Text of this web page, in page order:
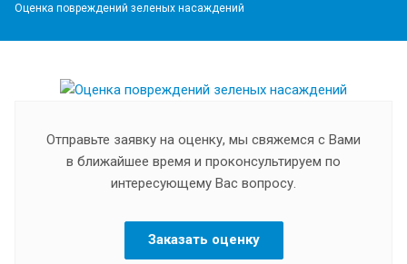
Оценка повреждений зеленых насаждений
Отправьте заявку на оценку, мы свяжемся с Вами
в ближайшее время и проконсультируем по
интересующему Вас вопросу.
Заказать оценку